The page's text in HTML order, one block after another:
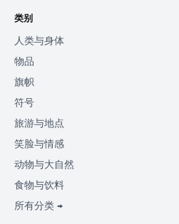
类别
人类与身体
物品
旗帜
符号
旅游与地点
笑脸与情感
动物与大自然
食物与饮料
所有分类 →